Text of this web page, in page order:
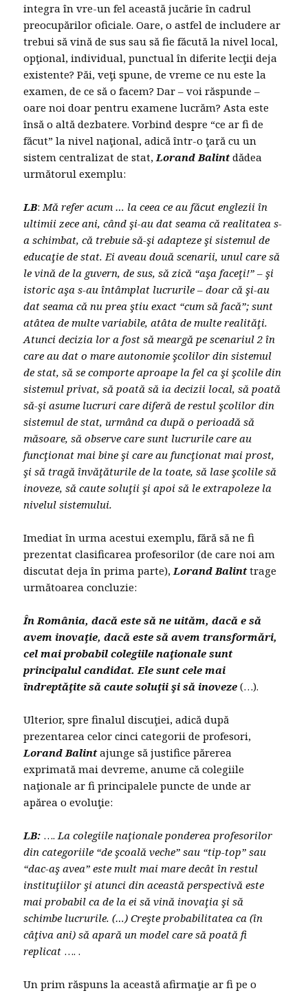
integra în vre-un fel această jucărie în cadrul
preocupărilor oficiale. Oare, o astfel de includere ar
trebui să vină de sus sau să fie făcută la nivel local,
opţional, individual, punctual în diferite lecţii deja
existente? Păi, veţi spune, de vreme ce nu este la
examen, de ce să o facem? Dar – voi răspunde –
oare noi doar pentru examene lucrăm? Asta este
însă o altă dezbatere. Vorbind despre “ce ar fi de
făcut” la nivel naţional, adică într-o ţară cu un
sistem centralizat de stat,Lorand Balintdădea
următorul exemplu:
LB:Mă refer acum … la ceea ce au făcut englezii în
ultimii zece ani, când şi-au dat seama că realitatea s-
a schimbat, că trebuie să-şi adapteze şi sistemul de
educaţie de stat. Ei aveau două scenarii, unul care să
le vină de la guvern, de sus, să zică “aşa faceţi!” – şi
istoric aşa s-au întâmplat lucrurile – doar că şi-au
dat seama că nu prea ştiu exact “cum să facă”; sunt
atâtea de multe variabile, atâta de multe realităţi.
Atunci decizia lor a fost să meargă pe scenariul 2 în
care au dat o mare autonomie şcolilor din sistemul
de stat, să se comporte aproape la fel ca şi şcolile din
sistemul privat, să poată să ia decizii local, să poată
să-şi asume lucruri care diferă de restul şcolilor din
sistemul de stat, urmând ca după o perioadă să
măsoare, să observe care sunt lucrurile care au
funcţionat mai bine şi care au funcţionat mai prost,
şi să tragă învăţăturile de la toate, să lase şcolile să
inoveze, să caute soluţii şi apoi să le extrapoleze la
nivelul sistemului.
Imediat în urma acestui exemplu, fără să ne fi
prezentat clasificarea profesorilor (de care noi am
discutat deja în prima parte),Lorand Balinttrage
următoarea concluzie:
În România, dacă este să ne uităm, dacă e să
avem inovaţie, dacă este să avem transformări,
cel mai probabil colegiile naţionale sunt
principalul candidat. Ele sunt cele mai
îndreptăţite să caute soluţii şi să inoveze (…).
Ulterior, spre finalul discuţiei, adică după
prezentarea celor cinci categorii de profesori,
Lorand Balintajunge să justifice părerea
exprimată mai devreme, anume că colegiile
naţionale ar fi principalele puncte de unde ar
apărea o evoluţie:
LB: ….La colegiile naţionale ponderea profesorilor
din categoriile “de şcoală veche” sau “tip-top” sau
“dac-aş avea” este mult mai mare decât în restul
instituţiilor şi atunci din această perspectivă este
mai probabil ca de la ei să vină inovaţia şi să
schimbe lucrurile. (…) Creşte probabilitatea ca (în
câţiva ani) să apară un model care să poată fi
replicat …. .
Un prim răspuns la această afirmaţie ar fi pe o